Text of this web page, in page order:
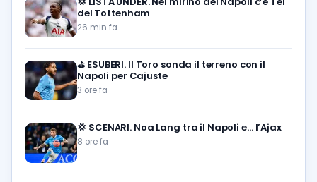
del Tottenham
26 min fa
⛳ ESUBERI. Il Toro sonda il terreno con il
Napoli per Cajuste
3 ore fa
💢 SCENARI. Noa Lang tra il Napoli e… l’Ajax
8 ore fa